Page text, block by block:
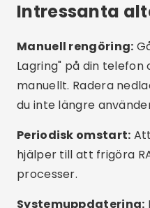
Vilken är den bästa
Fungerar dessa
mobiltelefoner?
Hur vet jag om min